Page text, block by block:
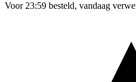
Voor 23:59 besteld, vandaag